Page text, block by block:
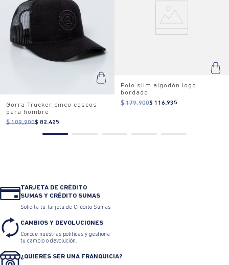
Gorra Trucker cinco cascos
para hombre
$ 109.900$ 82.425
Polo slim algodón logo
bordado
$ 179.900$ 116.935
TARJETA DE CRÉDITO
SUMAS Y CRÉDITO SUMAS
Solicita tu Tarjeta de Crédito Sumas
CAMBIOS Y DEVOLUCIONES
Conoce nuestras políticas y gestiona
tu cambio o devolución.
¿QUIERES SER UNA FRANQUICIA?